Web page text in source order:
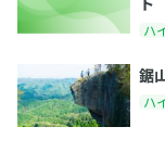
ハ
鋸
ハ